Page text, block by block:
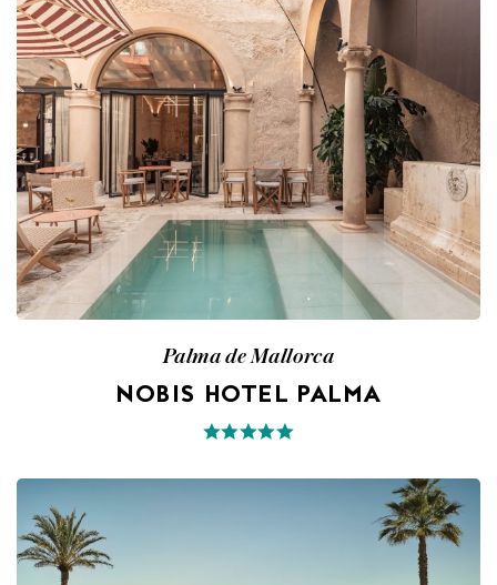
Palma de Mallorca
NOBIS HOTEL PALMA